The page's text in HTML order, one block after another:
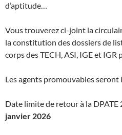
d’aptitude…
Vous trouverez ci-joint la
la constitution des dossiers de
corps des TECH, ASI, IGE et IGR
Les agents promouvables
Date limite de retour à la DPATE
janvier 2026